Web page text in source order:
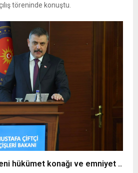
töreninde konuştu.
hükümet konağı ve emniyet ..